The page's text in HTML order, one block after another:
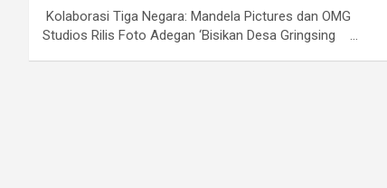
Kolaborasi Tiga Negara: Mandela Pictures dan OMG
Studios Rilis Foto Adegan ‘Bisikan Desa Gringsing …